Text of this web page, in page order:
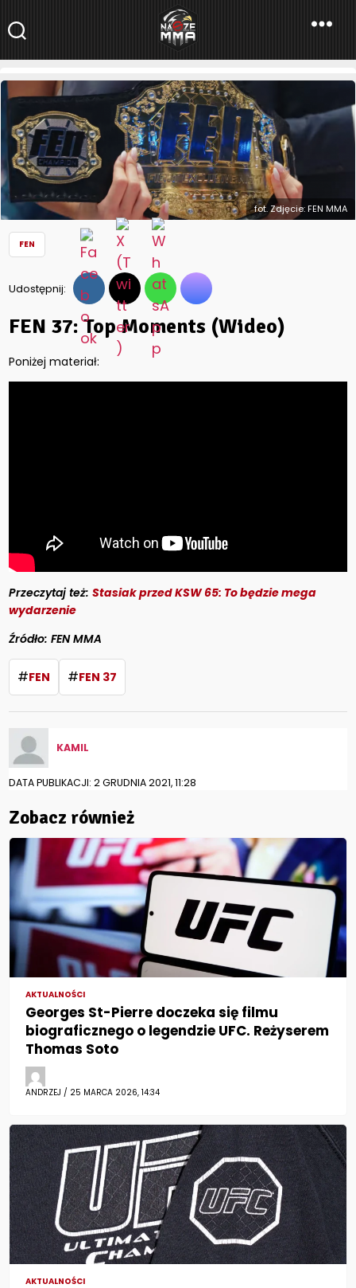
NaszeMMA
NaszeMMA.pl»Aktualności»Polskie MMA»FEN»FEN 37: Top
Moments (Wideo)
fot. Zdjęcie: FEN MMA
FEN
Udostępnij:
FEN 37: Top Moments (Wideo)
Poniżej materiał:
Przeczytaj też:Stasiak przed KSW 65: To będzie mega
wydarzenie
Źródło: FEN MMA
#FEN #FEN 37
KAMIL
DATA PUBLIKACJI: 2 GRUDNIA 2021, 11:28
Zobacz również
AKTUALNOŚCI
Georges St-Pierre doczeka się filmu
biograficznego o legendzie UFC. Reżyserem
Thomas Soto
ANDRZEJ / 25 MARCA 2026, 14:34
AKTUALNOŚCI